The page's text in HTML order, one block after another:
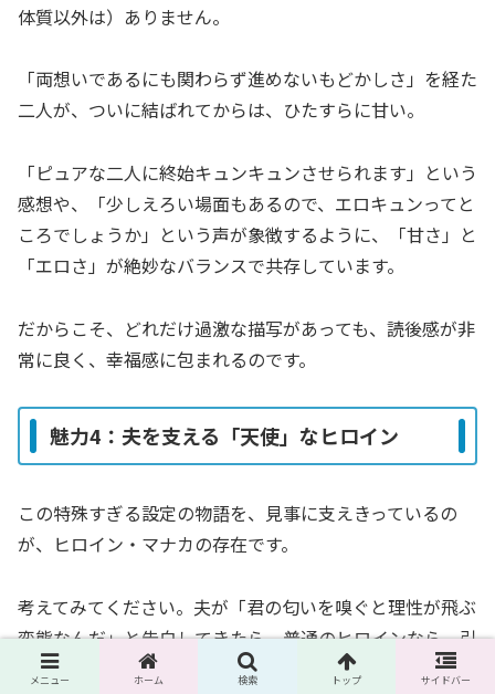
体質以外は）ありません。
「両想いであるにも関わらず進めないもどかしさ」を経た
二人が、ついに結ばれてからは、ひたすらに甘い。
「ピュアな二人に終始キュンキュンさせられます」という
感想や、「少しえろい場面もあるので、エロキュンってと
ころでしょうか」という声が象徴するように、「甘さ」と
「エロさ」が絶妙なバランスで共存しています。
だからこそ、どれだけ過激な描写があっても、読後感が非
常に良く、幸福感に包まれるのです。
魅力4：夫を支える「天使」なヒロイン
この特殊すぎる設定の物語を、見事に支えきっているの
が、ヒロイン・マナカの存在です。
考えてみてください。夫が「君の匂いを嗅ぐと理性が飛ぶ
変態なんだ」と告白してきたら。普通のヒロインなら、引
いてしまったり、怖がったりしてもおかしくありません。
メニュー ホーム 検索 トップ サイドバー